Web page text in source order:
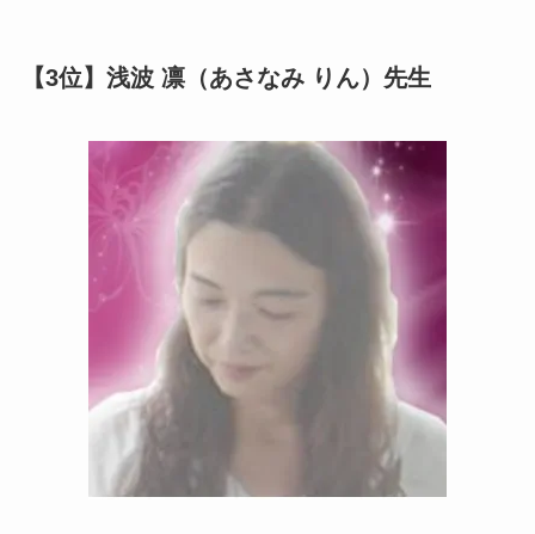
【3位】浅波 凛（あさなみ りん）先生